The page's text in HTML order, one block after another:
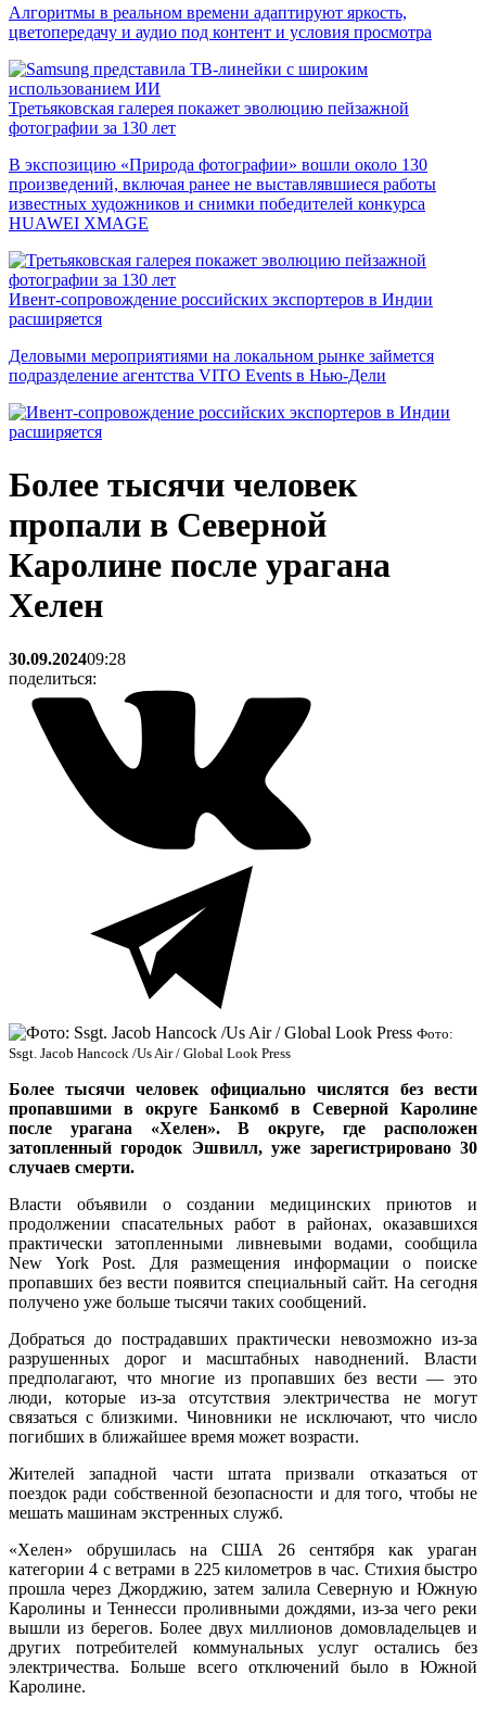
Алгоритмы в реальном времени адаптируют яркость,
цветопередачу и аудио под контент и условия просмотра
Третьяковская галерея покажет эволюцию пейзажной
фотографии за 130 лет
В экспозицию «Природа фотографии» вошли около 130
произведений, включая ранее не выставлявшиеся работы
известных художников и снимки победителей конкурса
HUAWEI XMAGE
Ивент-сопровождение российских экспортеров в Индии
расширяется
Деловыми мероприятиями на локальном рынке займется
подразделение агентства VITO Events в Нью-Дели
Более тысячи человек
пропали в Северной
Каролине после урагана
Хелен
30.09.202409:28
поделиться:
Фото:
Ssgt. Jacob Hancock /Us Air / Global Look Press
Более тысячи человек официально числятся без вести
пропавшими в округе Банкомб в Северной Каролине
после урагана «Хелен». В округе, где расположен
затопленный городок Эшвилл, уже зарегистрировано 30
случаев смерти.
Власти объявили о создании медицинских приютов и
продолжении спасательных работ в районах, оказавшихся
практически затопленными ливневыми водами, сообщила
New York Post. Для размещения информации о поиске
пропавших без вести появится специальный сайт. На сегодня
получено уже больше тысячи таких сообщений.
Добраться до пострадавших практически невозможно из-за
разрушенных дорог и масштабных наводнений. Власти
предполагают, что многие из пропавших без вести — это
люди, которые из-за отсутствия электричества не могут
связаться с близкими. Чиновники не исключают, что число
погибших в ближайшее время может возрасти.
Жителей западной части штата призвали отказаться от
поездок ради собственной безопасности и для того, чтобы не
мешать машинам экстренных служб.
«Хелен» обрушилась на США 26 сентября как ураган
категории 4 с ветрами в 225 километров в час. Стихия быстро
прошла через Джорджию, затем залила Северную и Южную
Каролины и Теннесси проливными дождями, из-за чего реки
вышли из берегов. Более двух миллионов домовладельцев и
других потребителей коммунальных услуг остались без
электричества. Больше всего отключений было в Южной
Каролине.